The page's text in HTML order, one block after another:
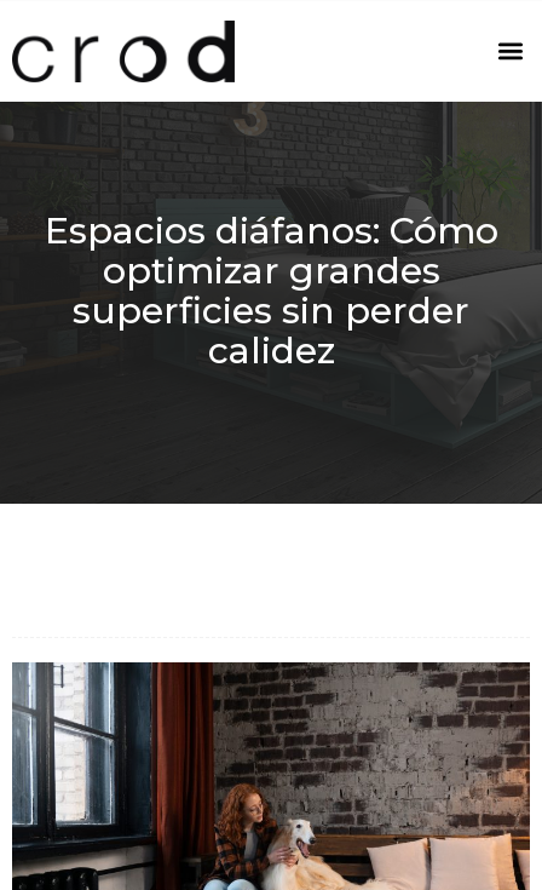
Espacios diáfanos: Cómo
optimizar grandes
superficies sin perder
calidez